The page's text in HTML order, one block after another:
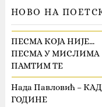
НОВО НА
ПЕСМА КОЈА НИЈЕ…
ПЕСМА У МИСЛИМА
ПАМТИМ ТЕ
Нада Павловић –
ГОДИНЕ